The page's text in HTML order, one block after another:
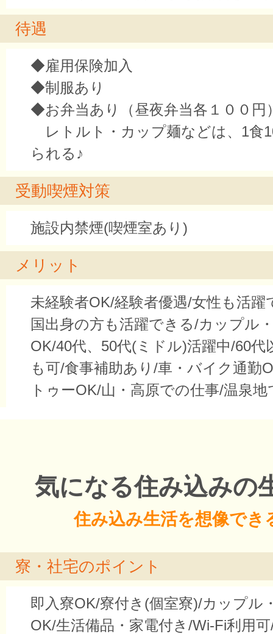
待遇
◆雇用保険加入
◆制服あり
◆お弁当あり（昼夜弁当各１００円
レトルト・カップ麺などは、1食
られる♪
受動喫煙対策
施設内禁煙(喫煙室あり)
メリット
未経験者OK/経験者優遇/女性も活躍
国出身の方も活躍できる/カップル
OK/40代、50代(ミドル)活躍中/60代
も可/食事補助あり/車・バイク通勤
トゥーOK/山・高原での仕事/温泉
気になる住み込みの
住み込み生活を想像でき
寮・社宅のポイント
即入寮OK/寮付き(個室寮)/カップル
OK/生活備品・家電付き/Wi-Fi利用